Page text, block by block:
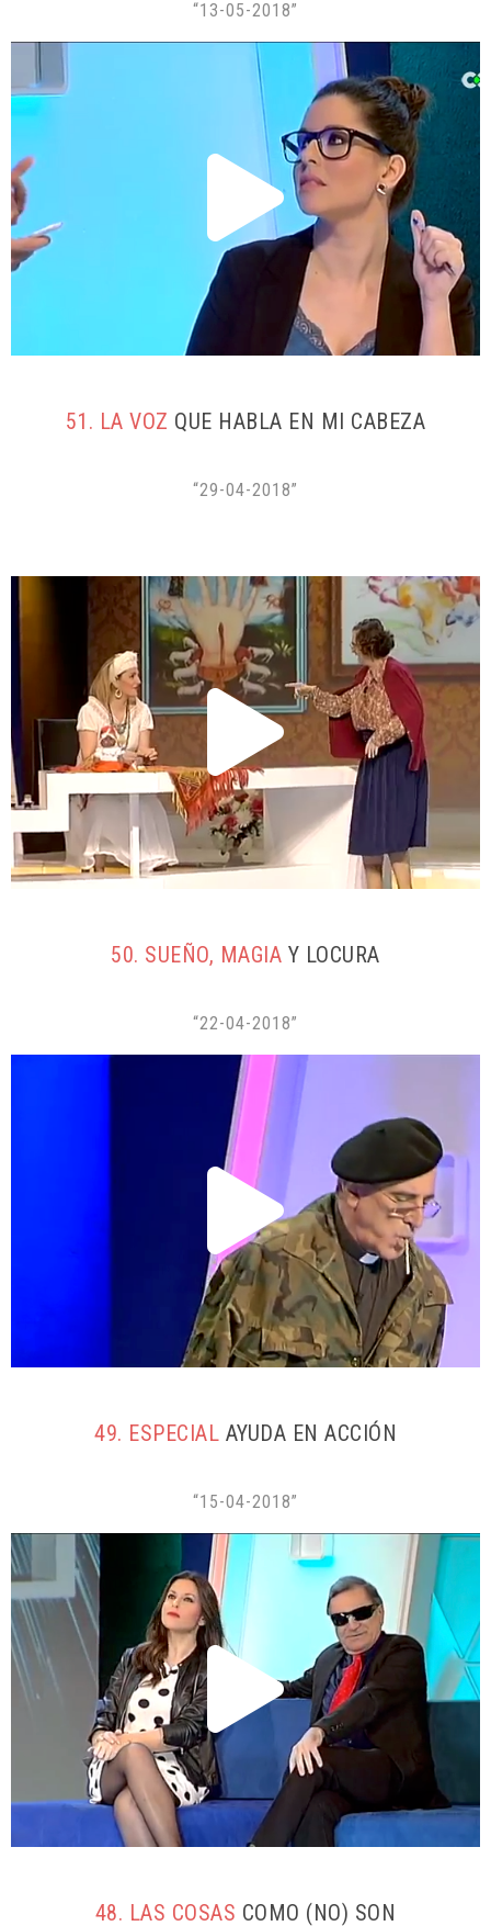
“13-05-2018”
51. LA VOZ QUE HABLA EN MI CABEZA
“29-04-2018”
50. SUEÑO, MAGIA Y LOCURA
“22-04-2018”
49. ESPECIAL AYUDA EN ACCIÓN
“15-04-2018”
48. LAS COSAS COMO (NO) SON